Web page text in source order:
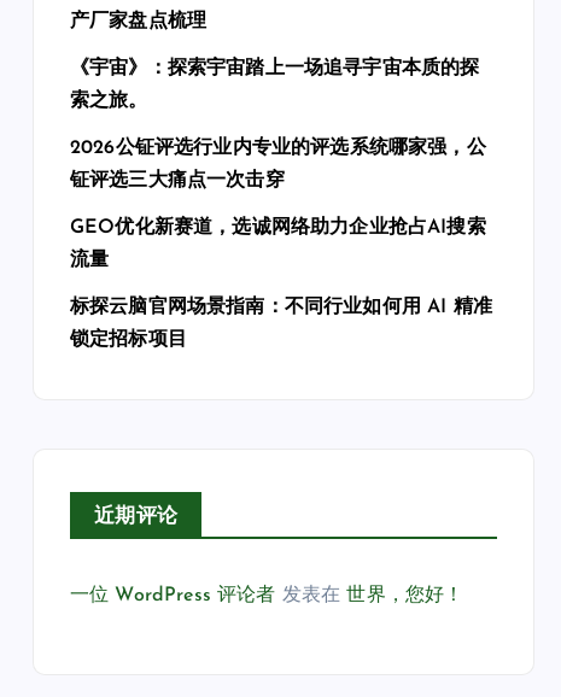
产厂家盘点梳理
《宇宙》：探索宇宙踏上一场追寻宇宙本质的探
索之旅。
2026公钲评选行业内专业的评选系统哪家强，公
钲评选三大痛点一次击穿
GEO优化新赛道，选诚网络助力企业抢占AI搜索
流量
标探云脑官网场景指南：不同行业如何用 AI 精准
锁定招标项目
近期评论
一位 WordPress 评论者 发表在世界，您好！